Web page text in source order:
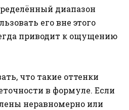
диапазон
его вне этого
приводит к ощущению
что такие оттенки
в формуле. Если
неравномерно или